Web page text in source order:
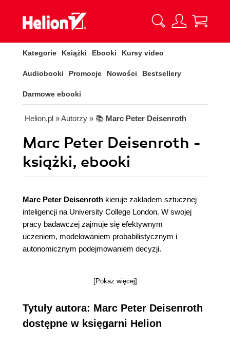
Kategorie Książki Ebooki Kursy video
Audiobooki Promocje Nowości Bestsellery
Darmowe ebooki
Helion.pl » Autorzy » 📚 Marc Peter Deisenroth
Marc Peter Deisenroth -
książki, ebooki
Marc Peter Deisenroth kieruje zakładem sztucznej
inteligencji na University College London. W swojej
pracy badawczej zajmuje się efektywnym
uczeniem, modelowaniem probabilistycznym i
autonomicznym podejmowaniem decyzji.
[Pokaż więcej]
Tytuły autora: Marc Peter Deisenroth
dostępne w księgarni Helion